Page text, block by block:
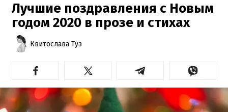
Лучшие поздравления с Новым
годом 2020 в прозе и стихах
Квитослава Туз